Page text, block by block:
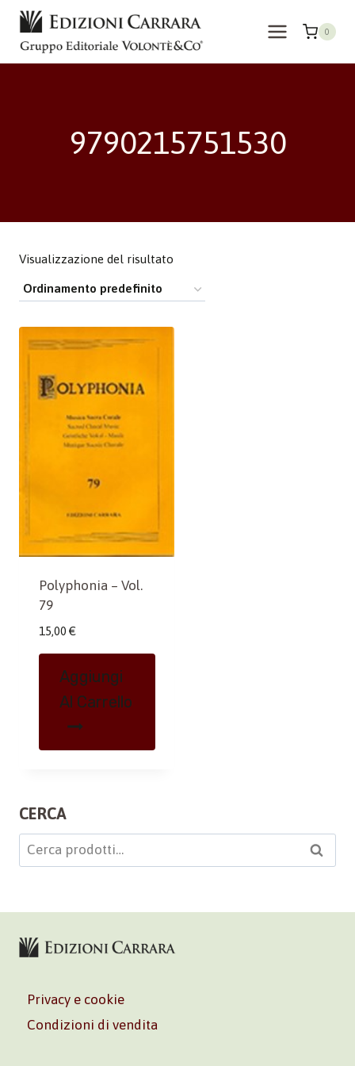
Salta
contenuto
0
9790215751530
Visualizzazione del risultato
Polyphonia – Vol.
79
15,00 €
Aggiungi
Al Carrello
CERCA
Cerca: Cerca
Privacy e cookie
Condizioni di vendita